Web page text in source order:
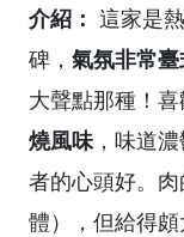
介紹： 這家是
碑， 氣氛非常
大聲點那種！
燒風味 ，味道
者的心頭好。
體），但給得